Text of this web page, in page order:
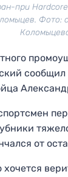
при
Фото:
сообщил
от